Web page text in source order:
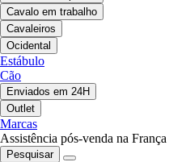
Cavalo em trabalho
Cavaleiros
Ocidental
Estábulo
Cão
Enviados em 24H
Outlet
Marcas
Assistência pós-venda na França
Pesquisar